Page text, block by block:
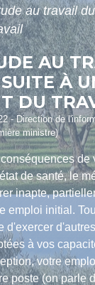
au travail
AU
À
DU
- Direction de
ministre)
de
de santé, le
inapte,
emploi initial.
d'exercer
à vos
votre
poste (on parle